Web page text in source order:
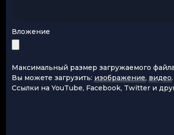
Вложение
Максимальный размер загружаемого
Вы можете загрузить: изображение, видео.
Ссылки на YouTube, Facebook, Twitter и